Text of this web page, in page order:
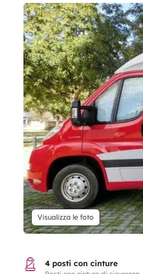
Visualizza le foto
4 posti con cinture